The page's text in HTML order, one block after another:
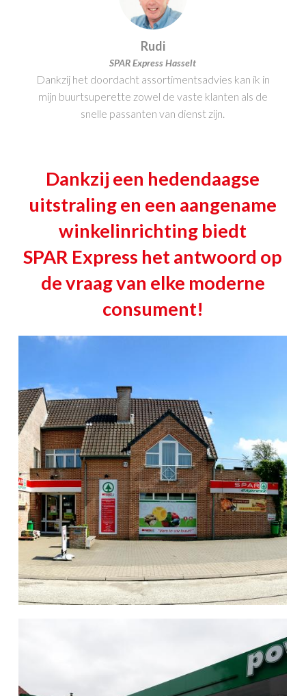
Rudi
SPAR Express Hasselt
Dankzij het doordacht assortimentsadvies kan ik in
mijn buurtsuperette zowel de vaste klanten als de
snelle passanten van dienst zijn.
Dankzij een hedendaagse
uitstraling en een aangename
winkelinrichting biedt
SPAR Express het antwoord op
de vraag van elke moderne
consument!